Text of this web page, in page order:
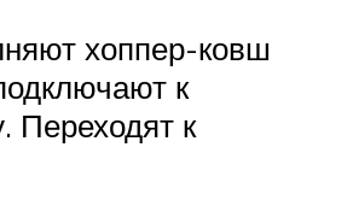
хоппер-ковш
к
Переходят к